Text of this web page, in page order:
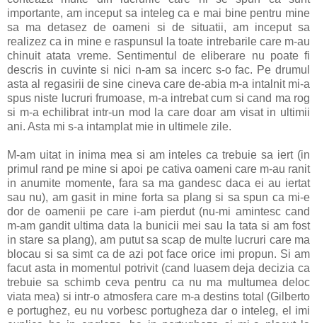
importante, am inceput sa inteleg ca e mai bine pentru mine
sa ma detasez de oameni si de situatii, am inceput sa
realizez ca in mine e raspunsul la toate intrebarile care m-au
chinuit atata vreme. Sentimentul de eliberare nu poate fi
descris in cuvinte si nici n-am sa incerc s-o fac. Pe drumul
asta al regasirii de sine cineva care de-abia m-a intalnit mi-a
spus niste lucruri frumoase, m-a intrebat cum si cand ma rog
si m-a echilibrat intr-un mod la care doar am visat in ultimii
ani. Asta mi s-a intamplat mie in ultimele zile.
M-am uitat in inima mea si am inteles ca trebuie sa iert (in
primul rand pe mine si apoi pe cativa oameni care m-au ranit
in anumite momente, fara sa ma gandesc daca ei au iertat
sau nu), am gasit in mine forta sa plang si sa spun ca mi-e
dor de oamenii pe care i-am pierdut (nu-mi amintesc cand
m-am gandit ultima data la bunicii mei sau la tata si am fost
in stare sa plang), am putut sa scap de multe lucruri care ma
blocau si sa simt ca de azi pot face orice imi propun. Si am
facut asta in momentul potrivit (cand luasem deja decizia ca
trebuie sa schimb ceva pentru ca nu ma multumea deloc
viata mea) si intr-o atmosfera care m-a destins total (Gilberto
e portughez, eu nu vorbesc portugheza dar o inteleg, el imi